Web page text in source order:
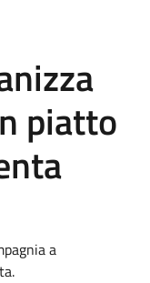
piatto
a